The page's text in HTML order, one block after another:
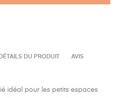
DÉTAILS DU PRODUIT AVIS
idéal pour les petits espaces